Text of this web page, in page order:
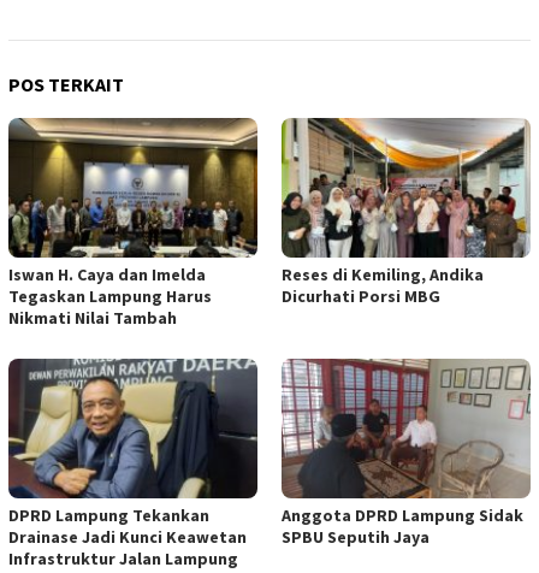
POS TERKAIT
Iswan H. Caya dan Imelda
Tegaskan Lampung Harus
Nikmati Nilai Tambah
Reses di Kemiling, Andika
Dicurhati Porsi MBG
DPRD Lampung Tekankan
Drainase Jadi Kunci Keawetan
Infrastruktur Jalan Lampung
Anggota DPRD Lampung Sidak
SPBU Seputih Jaya